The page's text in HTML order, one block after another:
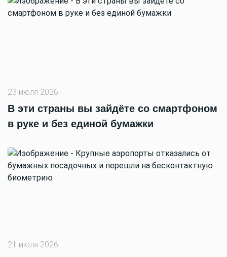
23 июля 2026
В эти страны вы зайдёте со смартфоном
в руке и без единой бумажки
21 июля 2026